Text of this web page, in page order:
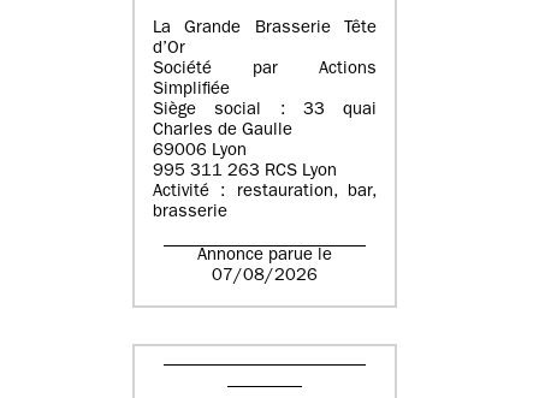
La Grande Brasserie Tête
d’Or
Société par Actions
Simplifiée
Siège social : 33 quai
Charles de Gaulle
69006 Lyon
995 311 263 RCS Lyon
Activité : restauration, bar,
brasserie
Annonce parue le
07/08/2026